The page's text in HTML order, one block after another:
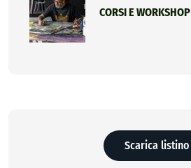
CORSI E WORKSHOP
Scarica listino